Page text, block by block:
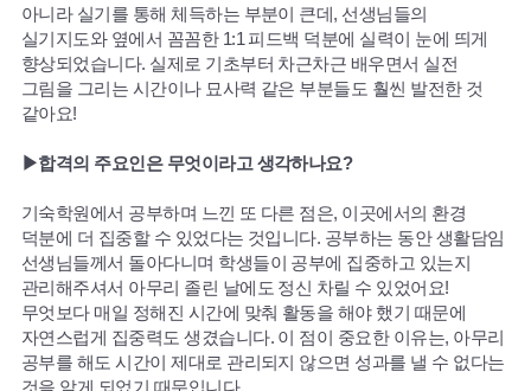
아니라 실기를 통해 체득하는 부분이 큰데, 선생님들의
실기지도와 옆에서 꼼꼼한 1:1 피드백 덕분에 실력이 눈에 띄게
향상되었습니다. 실제로 기초부터 차근차근 배우면서 실전
그림을 그리는 시간이나 묘사력 같은 부분들도 훨씬 발전한 것
같아요!
▶합격의 주요인은 무엇이라고 생각하나요?
기숙학원에서 공부하며 느낀 또 다른 점은, 이곳에서의 환경
덕분에 더 집중할 수 있었다는 것입니다. 공부하는 동안 생활담임
선생님들께서 돌아다니며 학생들이 공부에 집중하고 있는지
관리해주셔서 아무리 졸린 날에도 정신 차릴 수 있었어요!
무엇보다 매일 정해진 시간에 맞춰 활동을 해야 했기 때문에
자연스럽게 집중력도 생겼습니다. 이 점이 중요한 이유는, 아무리
공부를 해도 시간이 제대로 관리되지 않으면 성과를 낼 수 없다는
것을 알게 되었기 때문입니다.